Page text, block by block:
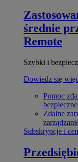
średnie
Remote
Szybki i
Dowiedz się
Pomoc
Zdalne
Subskrypcje i